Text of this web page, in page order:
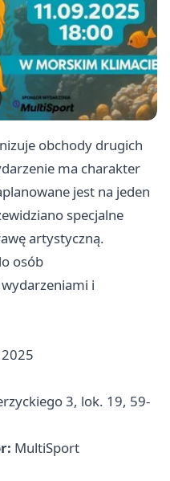
obchody drugich
ma charakter
jest na jeden
specjalne
artystyczną.
osób
i
3, lok. 19, 59-
MultiSport